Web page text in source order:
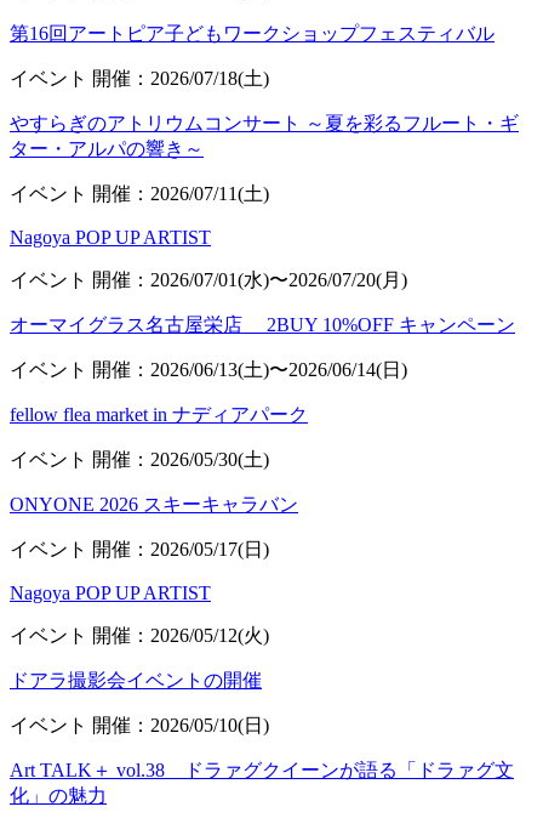
第16回アートピア子どもワークショップフェスティバル
イベント 開催：2026/07/18(土)
やすらぎのアトリウムコンサート ～夏を彩るフルート・ギ
ター・アルパの響き～
イベント 開催：2026/07/11(土)
Nagoya POP UP ARTIST
イベント 開催：2026/07/01(水)〜2026/07/20(月)
オーマイグラス名古屋栄店 2BUY 10%OFF キャンペーン
イベント 開催：2026/06/13(土)〜2026/06/14(日)
fellow flea market in ナディアパーク
イベント 開催：2026/05/30(土)
ONYONE 2026 スキーキャラバン
イベント 開催：2026/05/17(日)
Nagoya POP UP ARTIST
イベント 開催：2026/05/12(火)
ドアラ撮影会イベントの開催
イベント 開催：2026/05/10(日)
Art TALK＋ vol.38 ドラァグクイーンが語る「ドラァグ文
化」の魅力